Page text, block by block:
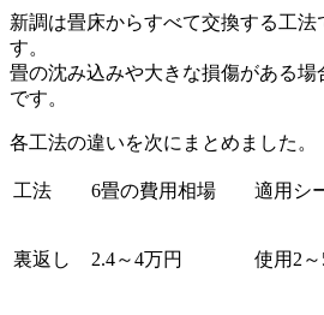
新調は畳床からすべて交換する工法
す。
畳の沈み込みや大きな損傷がある
です。
各工法の違いを次にまとめました。
工法 6畳の費用相場 適用シ
裏返し 2.4～4万円 使用2